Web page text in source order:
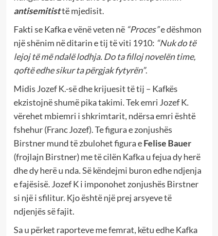
antisemitisttë mjedisit.
Fakti se Kafka e vënë veten në “Proces”e dëshmon
një shënim në ditarin e tij të viti 1910: “Nuk do të
lejoj të më ndalë lodhja. Do ta filloj novelën time,
qoftë edhe sikur ta përgjak fytyrën”.
Midis Jozef K.-së dhe krijuesit të tij – Kafkës
ekzistojnë shumë pika takimi. Tek emri Jozef K.
vërehet mbiemri i shkrimtarit, ndërsa emri është
fshehur (Franc Jozef). Te figura e zonjushës
Birstner mund të zbulohet figura eFelise Bauer
(frojlajn Birstner) me të cilën Kafka u fejua dy herë
dhe dy herë u nda. Së këndejmi buron edhe ndjenja
e fajësisë. Jozef K i imponohet zonjushës Birstner
si një i sfilitur. Kjo është një prej arsyeve të
ndjenjës së fajit.
Sa u përket raporteve me femrat, këtu edhe Kafka